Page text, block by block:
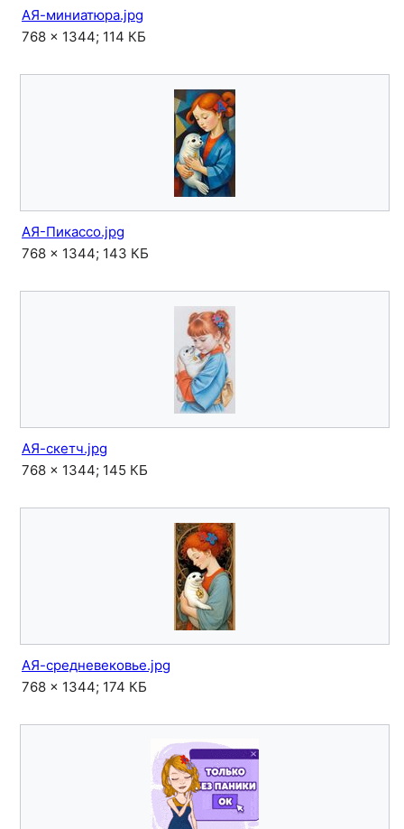
АЯ-миниатюра.jpg
768 × 1344; 114 КБ
АЯ-Пикассо.jpg
768 × 1344; 143 КБ
АЯ-скетч.jpg
768 × 1344; 145 КБ
АЯ-средневековье.jpg
768 × 1344; 174 КБ